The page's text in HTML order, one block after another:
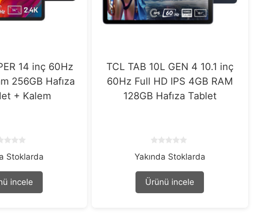
14 inç 60Hz
256GB Hafıza
+ Kalem
Stoklarda
incele
TCL TAB 10L GEN 4 10.1 inç
60Hz Full HD IPS 4GB RAM
128GB Hafıza Tablet
o
t
f
Yakında Stoklarda
Ürünü incele